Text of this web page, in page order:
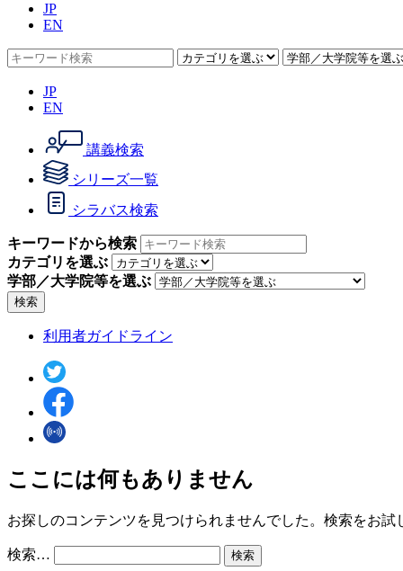
JP
EN
JP
EN
講義検索
シリーズ一覧
シラバス検索
キーワードから検索
カテゴリを選ぶ
学部／大学院等を選ぶ
検索
利用者ガイドライン
ここには何もありません
お探しのコンテンツを見つけられませんでした。検索をお試
検索…